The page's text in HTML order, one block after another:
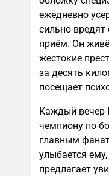
ежедневно
сильно
приём. Он
жестокие
за десять
посещает
Каждый вечер
чемпиону по
главным
улыбается
предлагает